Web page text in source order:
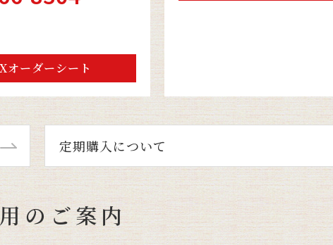
オーダーシート
定期購入について
のご案内